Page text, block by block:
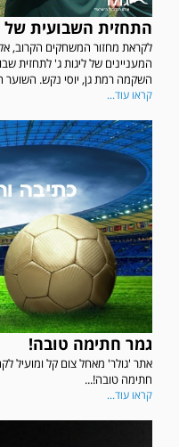
התחזית השבועית של
לקראת מחזור המשחקים הקרוב,
המעניינים של ליגות ג' לתחזית
השקמה רמת גן, יוסי נקש. השוער
קראו עוד...
גמר חתימה טובה!
אתר 'גולר' מאחל צום קל ומועיל
חתימה טובה!...
קראו עוד...